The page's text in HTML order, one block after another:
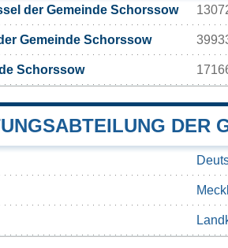
der Gemeinde Schorssow
Gemeinde Schorssow
Schorssow
DER